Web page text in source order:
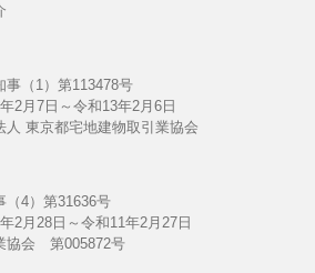
事（1）第113478号
2月7日～令和13年2月6日
人 東京都宅地建物取引業協会
（4）第31636号
2月28日～令和11年2月27日
協会 第005872号